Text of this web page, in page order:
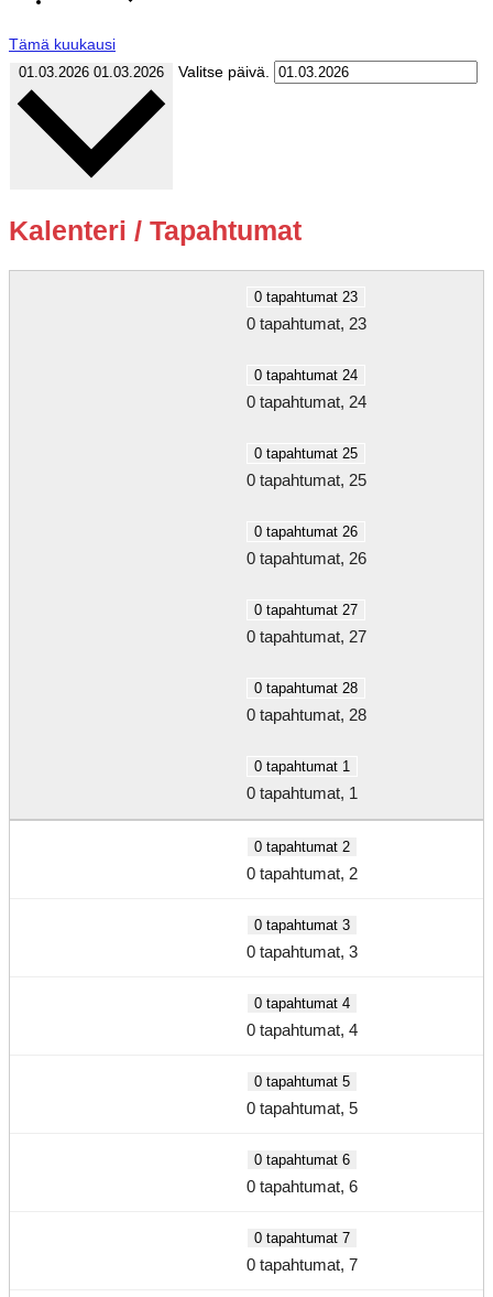
Tämä kuukausi
01.03.2026 01.03.2026 Valitse päivä.
Kalenteri / Tapahtumat
0 tapahtumat 23
0 tapahtumat, 23
0 tapahtumat 24
0 tapahtumat, 24
0 tapahtumat 25
0 tapahtumat, 25
0 tapahtumat 26
0 tapahtumat, 26
0 tapahtumat 27
0 tapahtumat, 27
0 tapahtumat 28
0 tapahtumat, 28
0 tapahtumat 1
0 tapahtumat, 1
0 tapahtumat 2
0 tapahtumat, 2
0 tapahtumat 3
0 tapahtumat, 3
0 tapahtumat 4
0 tapahtumat, 4
0 tapahtumat 5
0 tapahtumat, 5
0 tapahtumat 6
0 tapahtumat, 6
0 tapahtumat 7
0 tapahtumat, 7